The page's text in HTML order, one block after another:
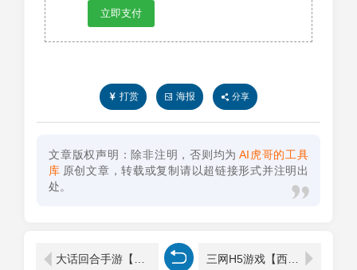
立即支付
打赏 海报 分享
文章版权声明：除非注明，否则均为 AI虎哥的工具
库 原创文章，转载或复制请以超链接形式并注明出
处。
大话回合手游【精品西游之血海滔天】Win半手工服务端+充值内置后台 三网H5游戏【西游H5之决战天宫】Linux手工服务端+GM后台